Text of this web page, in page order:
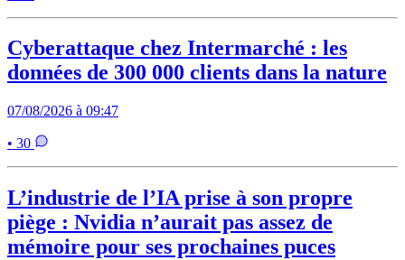
Cyberattaque chez Intermarché : les
données de 300 000 clients dans la nature
07/08/2026 à 09:47
• 30
L’industrie de l’IA prise à son propre
piège : Nvidia n’aurait pas assez de
mémoire pour ses prochaines puces